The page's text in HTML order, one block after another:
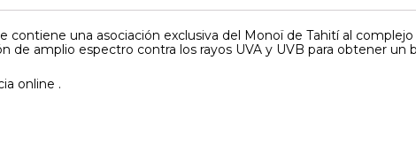
contiene una asociación exclusiva del Monoï de Tahití al
amplio espectro contra los rayos UVA y UVB para obtener un
online .